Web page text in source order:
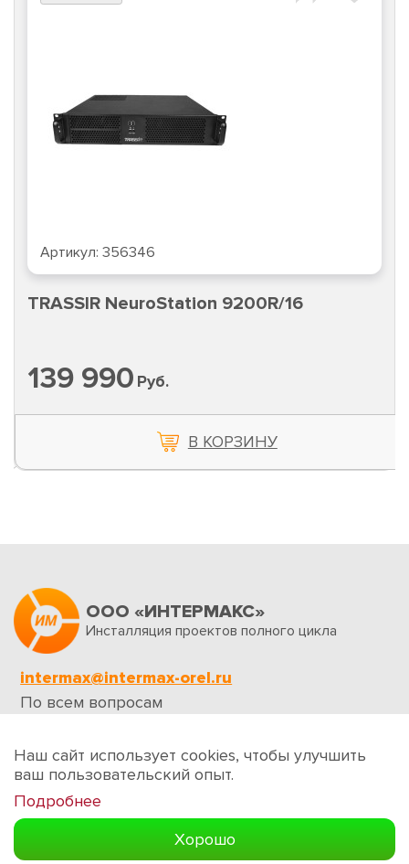
Артикул: 356346
TRASSIR NeuroStation 9200R/16
139 990 Руб.
В КОРЗИНУ
ООО «ИНТЕРМАКС»
Инсталляция проектов полного цикла
intermax@intermax-orel.ru
По всем вопросам
Обратная связь
Наш сайт использует cookies, чтобы улучшить
ваш пользовательский опыт.
Подробнее
Хорошо